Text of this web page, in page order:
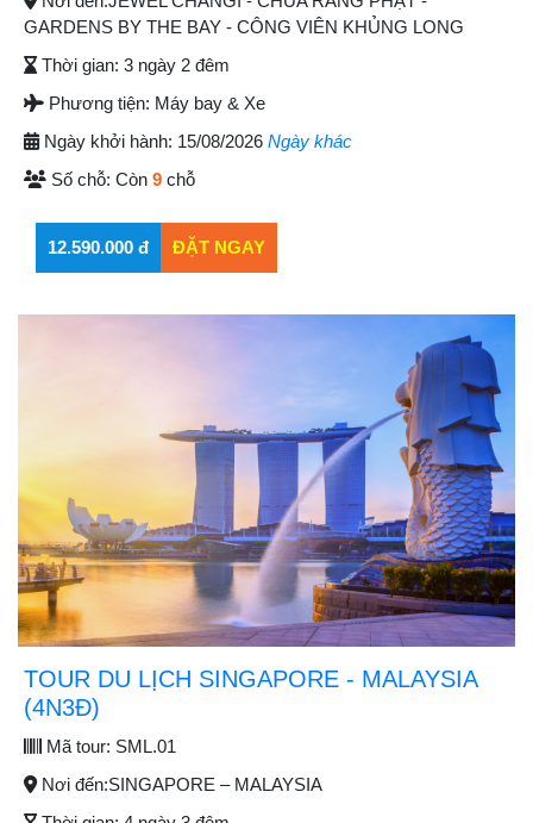
GARDENS BY THE BAY - CÔNG VIÊN KHỦNG LONG
Thời gian: 3 ngày 2 đêm
Phương tiện: Máy bay & Xe
Ngày khởi hành: 15/08/2026 Ngày khác
Số chỗ: Còn 9 chỗ
TOUR DU LỊCH SINGAPORE - MALAYSIA
(4N3Đ)
Mã tour: SML.01
Nơi đến:SINGAPORE – MALAYSIA